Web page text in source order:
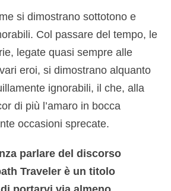
si dimostrano sottotono e
Col passare del tempo, le
legate quasi sempre alle
eroi, si dimostrano alquanto
ignorabili, il che, alla
di più l’amaro in bocca
occasioni sprecate.
parlare del discorso
Traveler è un titolo